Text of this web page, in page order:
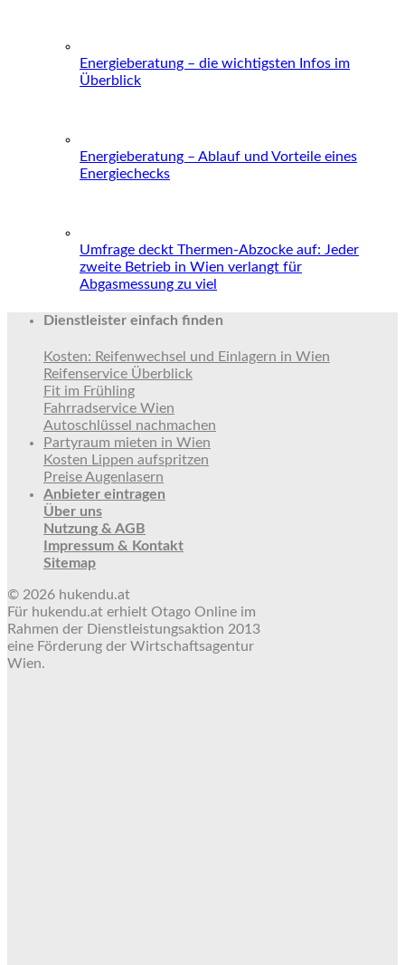
Energieberatung – die wichtigsten Infos im
Überblick
Energieberatung – Ablauf und Vorteile eines
Energiechecks
Umfrage deckt Thermen-Abzocke auf: Jeder
zweite Betrieb in Wien verlangt für
Abgasmessung zu viel
Dienstleister einfach finden
Kosten: Reifenwechsel und Einlagern in Wien
Reifenservice Überblick
Fit im Frühling
Fahrradservice Wien
Autoschlüssel nachmachen
Partyraum mieten in Wien
Kosten Lippen aufspritzen
Preise Augenlasern
Anbieter eintragen
Über uns
Nutzung & AGB
Impressum & Kontakt
Sitemap
© 2026 hukendu.at
Für hukendu.at erhielt Otago Online im
Rahmen der Dienstleistungsaktion 2013
eine Förderung der Wirtschaftsagentur
Wien.